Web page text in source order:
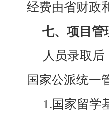
经费由省财政
七、项目管
人员录取
国家公派统一
1.国家留学